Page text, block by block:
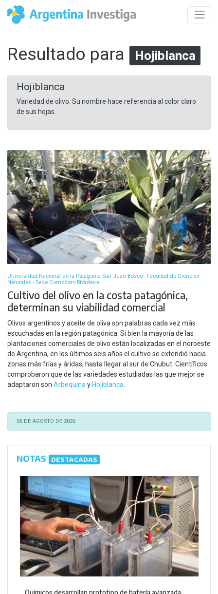
Resultado para Hojiblanca
Hojiblanca
Variedad de olivo. Su nombre hace referencia al color claro
de sus hojas.
Universidad Nacional de la Patagonia San Juan Bosco - Facultad de Ciencias
Naturales - Sede Comodoro Rivadavia
Cultivo del olivo en la costa patagónica,
determinan su viabilidad comercial
Olivos argentinos y aceite de oliva son palabras cada vez más
escuchadas en la región patagónica. Si bien la mayoría de las
plantaciones comerciales de olivo están localizadas en el noroeste
de Argentina, en los últimos seis años el cultivo se extendió hacia
zonas más frías y áridas, hasta llegar al sur de Chubut. Científicos
comprobaron que de las variedades estudiadas las que mejor se
adaptaron son Arbequinay Hojiblanca.
06 DE AGOSTO DE 2026
NOTAS DESTACADAS
Químicos desarrollan prototipo de batería avanzada